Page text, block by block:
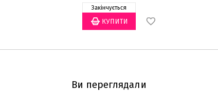
Закінчується
Ви переглядали